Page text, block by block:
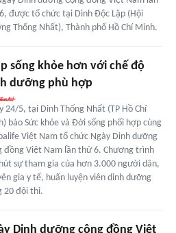
được tổ chức tại Dinh Độc Lập (Hội
Thống Nhất), Thành phố Hồ Chí Minh.
sống khỏe hơn với chế độ
dưỡng phù hợp
24/5, tại Dinh Thống Nhất (TP Hồ Chí
báo Sức khỏe và Đời sống phối hợp cùng
Việt Nam tổ chức Ngày Dinh dưỡng
đồng Việt Nam lần thứ 6. Chương trình
sự tham gia của hơn 3.000 người dân,
gia y tế, huấn luyện viên dinh dưỡng
20 đội thi.
Dinh dưỡng cộng đồng Việt